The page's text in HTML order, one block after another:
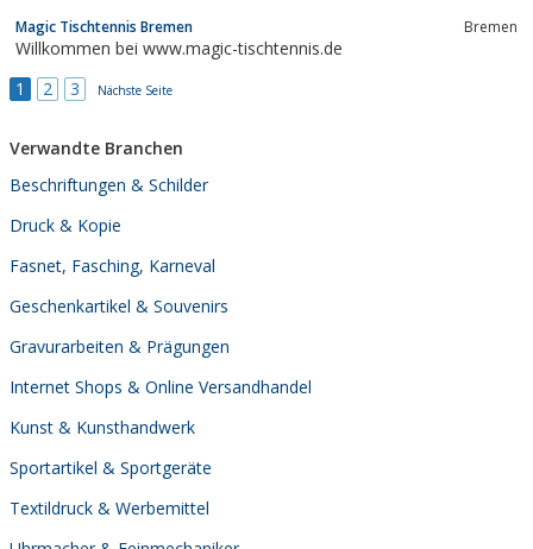
Magic Tischtennis Bremen Bremen
Willkommen bei www.magic-tischtennis.de
1
2 3 Nächste Seite
Verwandte Branchen
Beschriftungen & Schilder
Druck & Kopie
Fasnet, Fasching, Karneval
Geschenkartikel & Souvenirs
Gravurarbeiten & Prägungen
Internet Shops & Online Versandhandel
Kunst & Kunsthandwerk
Sportartikel & Sportgeräte
Textildruck & Werbemittel